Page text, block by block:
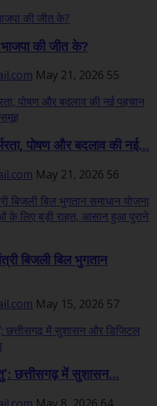
की जीत के?
May 21, 2026 55
पोषण और बदलाव की नई...
May 21, 2026 56
बिजली बिल भुगतान
May 15, 2026 57
छत्तीसगढ़ में सुशासन...